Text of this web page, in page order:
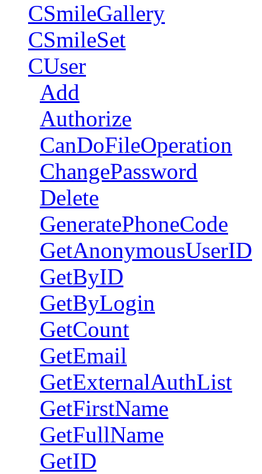
CSmileGallery
CSmileSet
CUser
Add
Authorize
CanDoFileOperation
ChangePassword
Delete
GeneratePhoneCode
GetAnonymousUserID
GetByID
GetByLogin
GetCount
GetEmail
GetExternalAuthList
GetFirstName
GetFullName
GetID